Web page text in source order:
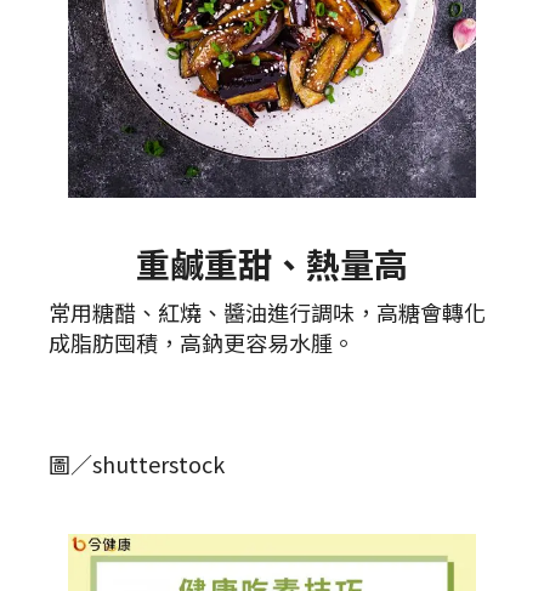
重鹹重甜、熱量高
常用糖醋、紅燒、醬油進行調味，高糖會轉化
成脂肪囤積，高鈉更容易水腫。
圖／shutterstock